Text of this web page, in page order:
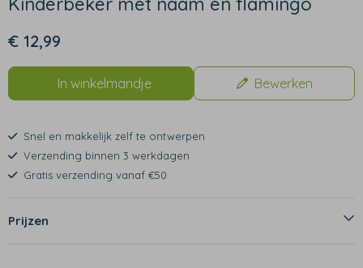
€ 12,99
In winkelmandje Bewerken
Snel en makkelijk zelf te ontwerpen
Verzending binnen 3 werkdagen
Gratis verzending vanaf €50
Prijzen